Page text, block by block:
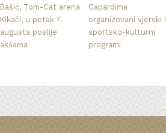
Bašić, Tom-Cat arena
Kikači, u petak 7.
augusta poslije
akšama
Capardima
organizovani vjerski i
sportsko-kulturni
programi